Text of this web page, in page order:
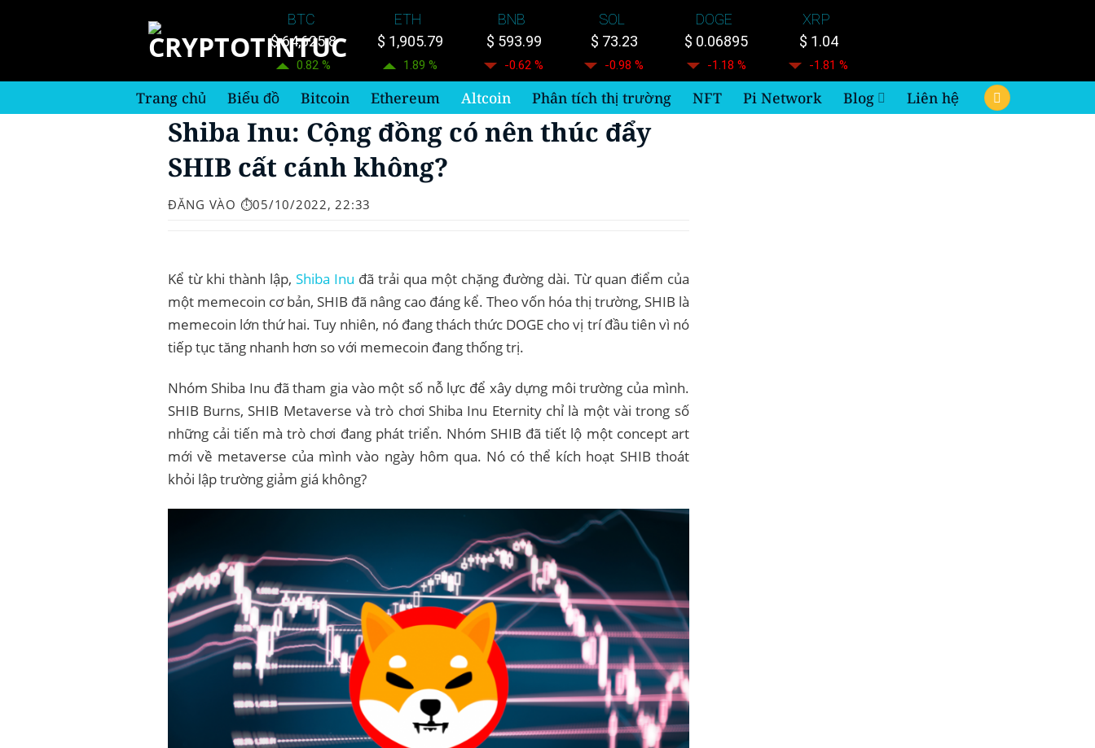
BTC
$ 64,625.8
0.82 %
ETH
$ 1,905.79
1.89 %
BNB
$ 593.99
-0.62 %
SOL
$ 73.23
-0.98 %
DOGE
$ 0.06895
-1.18 %
XRP
$ 1.04
-1.81 %
Trang chủ Biểu đồ Bitcoin Ethereum Altcoin Phân tích thị trường NFT Pi Network Blog Liên hệ
Shiba Inu: Cộng đồng có nên thúc đẩy
SHIB cất cánh không?
ĐĂNG VÀO ⏱️05/10/2022, 22:33
Kể từ khi thành lập, Shiba Inu đã trải qua một chặng đường dài. Từ quan điểm của
một memecoin cơ bản, SHIB đã nâng cao đáng kể. Theo vốn hóa thị trường, SHIB là
memecoin lớn thứ hai. Tuy nhiên, nó đang thách thức DOGE cho vị trí đầu tiên vì nó
tiếp tục tăng nhanh hơn so với memecoin đang thống trị.
Nhóm Shiba Inu đã tham gia vào một số nỗ lực để xây dựng môi trường của mình.
SHIB Burns, SHIB Metaverse và trò chơi Shiba Inu Eternity chỉ là một vài trong số
những cải tiến mà trò chơi đang phát triển. Nhóm SHIB đã tiết lộ một concept art
mới về metaverse của mình vào ngày hôm qua. Nó có thể kích hoạt SHIB thoát
khỏi lập trường giảm giá không?